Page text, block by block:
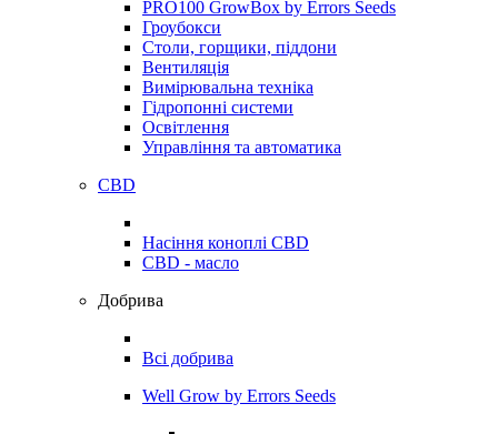
PRO100 GrowBox by Errors Seeds
Гроубокси
Столи, горщики, піддони
Вентиляція
Вимірювальна техніка
Гідропонні системи
Освітлення
Управління та автоматика
CBD
Насіння коноплі CBD
CBD - масло
Добрива
Всі добрива
Well Grow by Errors Seeds